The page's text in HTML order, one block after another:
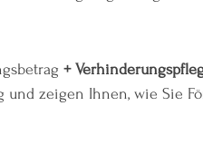
+
zeigen Ihnen, wie Sie